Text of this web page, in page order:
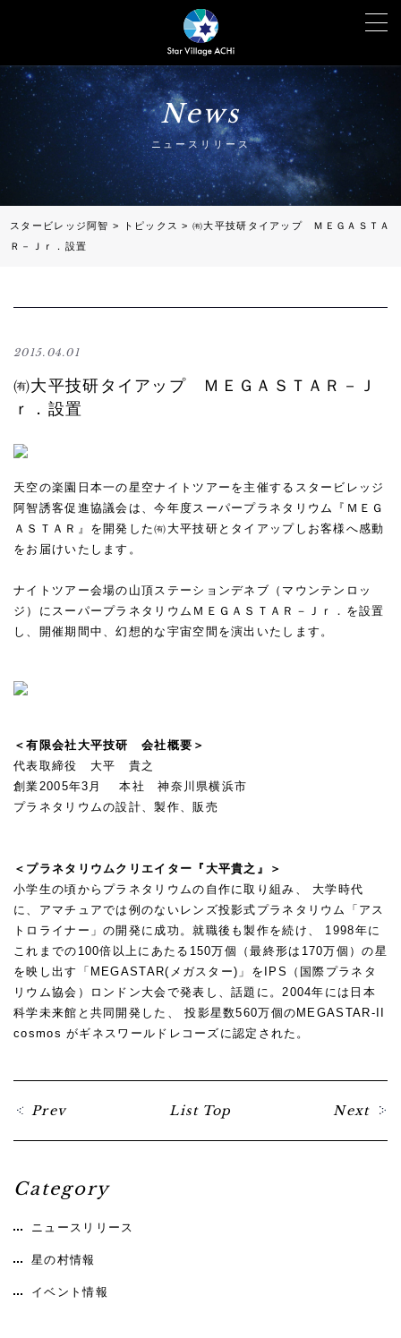
News
ニュースリリース
スタービレッジ阿智 > トピックス >㈲大平技研タイアップ ＭＥＧＡＳＴＡ
Ｒ－Ｊｒ．設置
2015.04.01
㈲大平技研タイアップ ＭＥＧＡＳＴＡＲ－Ｊ
ｒ．設置
天空の楽園日本一の星空ナイトツアーを主催するスタービレッジ
阿智誘客促進協議会は、今年度スーパープラネタリウム『ＭＥＧ
ＡＳＴＡＲ』を開発した㈲大平技研とタイアップしお客様へ感動
をお届けいたします。
ナイトツアー会場の山頂ステーションデネブ（マウンテンロッ
ジ）にスーパープラネタリウムＭＥＧＡＳＴＡＲ－Ｊｒ．を設置
し、開催期間中、幻想的な宇宙空間を演出いたします。
＜有限会社大平技研 会社概要＞
代表取締役 大平 貴之
創業2005年3月
本社 神奈川県横浜市
プラネタリウムの設計、製作、販売
＜プラネタリウムクリエイター『大平貴之』＞
小学生の頃からプラネタリウムの自作に取り組み、 大学時代
に、アマチュアでは例のないレンズ投影式プラネタリウム「アス
トロライナー」の開発に成功。就職後も製作を続け、 1998年に
これまでの100倍以上にあたる150万個（最終形は170万個）の星
を映し出す「MEGASTAR(メガスター)」をIPS（国際プラネタ
リウム協会）ロンドン大会で発表し、話題に。2004年には日本
科学未来館と共同開発した、 投影星数560万個のMEGASTAR-II
cosmos がギネスワールドレコーズに認定された。
Prev List Top Next
Category
ニュースリリース
星の村情報
イベント情報